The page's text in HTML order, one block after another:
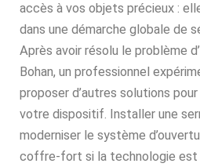
accès à vos objets précieux :
dans une démarche globale de
Après avoir résolu le problème
Bohan, un professionnel
proposer d’autres solutions
votre dispositif. Installer une
moderniser le système
coffre-fort si la technologie